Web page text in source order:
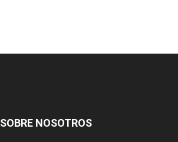
SOBRE NOSOTROS